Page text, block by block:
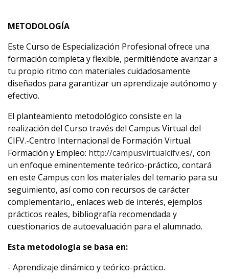
METODOLOGÍA
Este Curso de Especialización Profesional ofrece una
formación completa y flexible, permitiéndote avanzar a
tu propio ritmo con materiales cuidadosamente
diseñados para garantizar un aprendizaje autónomo y
efectivo.
El planteamiento metodológico consiste en la
realización del Curso través del Campus Virtual del
CIFV.-Centro Internacional de Formación Virtual.
Formación y Empleo: http://campusvirtualcifv.es/, con
un enfoque eminentemente teórico-práctico, contará
en este Campus con los materiales del temario para su
seguimiento, así como con recursos de carácter
complementario,, enlaces web de interés, ejemplos
prácticos reales, bibliografía recomendada y
cuestionarios de autoevaluación para el alumnado.
Esta metodología se basa en:
- Aprendizaje dinámico y teórico-práctico.